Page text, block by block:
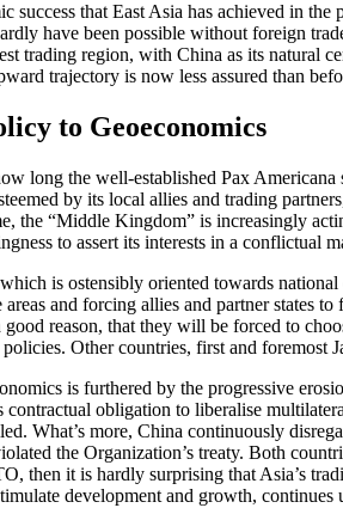
success that East Asia has achieved in
have been possible without foreign
trading region, with China as its natural
trajectory is now less assured than
to Geoeconomics
long the well-established Pax
by its local allies and trading
the “Middle Kingdom” is increasingly
to assert its interests in a conflictual
is osten­sibly oriented towards
and forcing allies and partner states
reason, that they will be forced to
Other countries, first and foremost
is furthered by the progressive
obligation to liberalise
What’s more, China con­tinuously
the Organization’s treaty. Both
then it is hardly sur­prising that Asia’s
development and growth,